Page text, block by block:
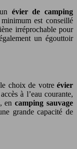
évier de camping
est conseillé
irréprochable pour
un égouttoir
le choix de votreévier
à l’eau courante,
encamping sauvage
grande capacité de